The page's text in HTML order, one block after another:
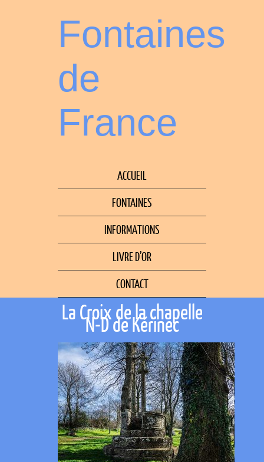
Fontaines
de
France
ACCUEIL
FONTAINES
INFORMATIONS
LIVRE D’OR
CONTACT
La Croix de la chapelle
N-D de Kérinec